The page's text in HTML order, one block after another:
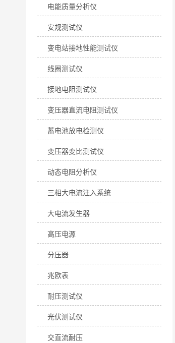
电能质量分析仪
安规测试仪
变电站接地性能测试仪
线圈测试仪
接地电阻测试仪
变压器直流电阻测试仪
蓄电池放电检测仪
变压器变比测试仪
动态电阻分析仪
三相大电流注入系统
大电流发生器
高压电源
分压器
兆欧表
耐压测试仪
光伏测试仪
交直流耐压